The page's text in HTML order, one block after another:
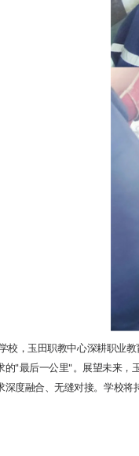
玉田职教中心深耕职业教
"最后一公里"。展望未来
度融合、无缝对接。学校将